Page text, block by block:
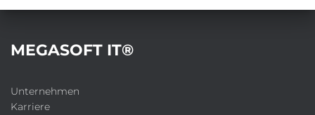
MEGASOFT IT®
Unternehmen
Karriere